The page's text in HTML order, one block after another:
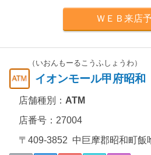
ＷＥＢ来店
（いおんもーるこうふしょうわ）
イオンモール甲府昭和
店舗種別： ATM
店番号：27004
〒409-3852 中巨摩郡昭和町飯